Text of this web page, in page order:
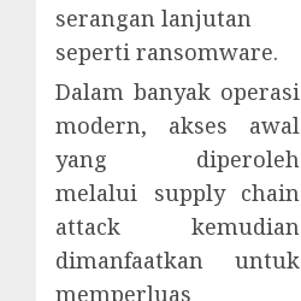
serangan lanjutan
seperti ransomware.
Dalam banyak operasi
modern, akses awal
yang diperoleh
melalui supply chain
attack kemudian
dimanfaatkan untuk
memperluas